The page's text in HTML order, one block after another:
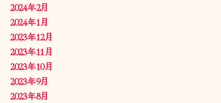
2024年2月
2024年1月
2023年12月
2023年11月
2023年10月
2023年9月
2023年8月